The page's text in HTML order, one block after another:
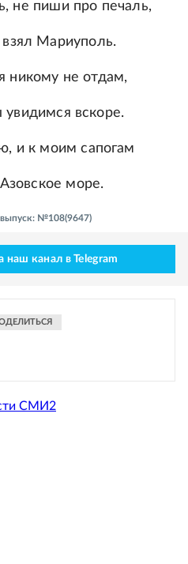
не пиши про печаль,
Мариуполь.
никому не отдам,
вскоре.
и к моим сапогам
море.
выпуск: №108(9647)
канал в Telegram
СМИ2